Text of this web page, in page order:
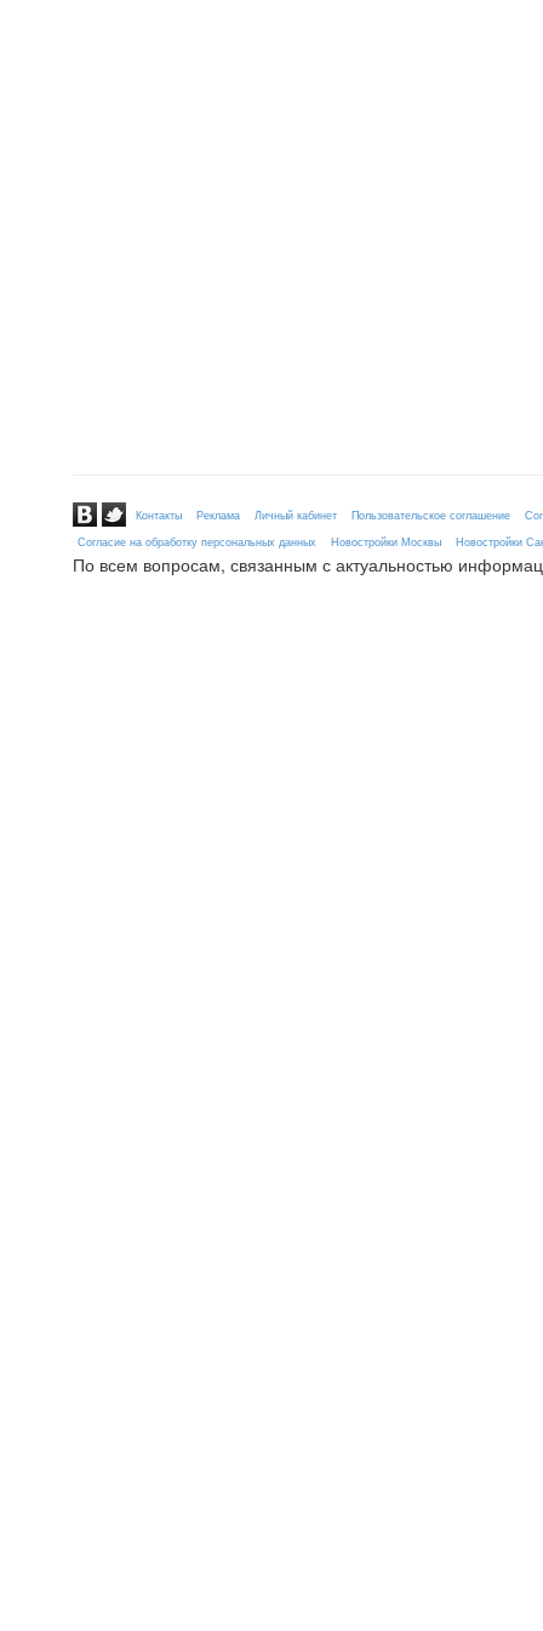
Контакты Реклама Личный кабинет Пользовательское соглашение
Согласие на обработку персональных данных
Новостройки Москвы Новостройки
По всем вопросам, связанным с актуальностью